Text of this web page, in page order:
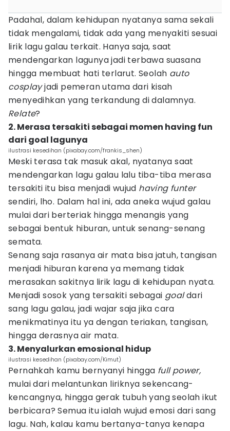
Padahal, dalam kehidupan nyatanya sama sekali
tidak mengalami, tidak ada yang menyakiti sesuai
lirik lagu galau terkait. Hanya saja, saat
mendengarkan lagunya jadi terbawa suasana
hingga membuat hati terlarut. Seolah auto
cosplayjadi pemeran utama dari kisah
menyedihkan yang terkandung di dalamnya.
Relate?
2. Merasa tersakiti sebagai momen having fun
dari goal lagunya
ilustrasi kesedihan (pixabay.com/frankis_shen)
Meski terasa tak masuk akal, nyatanya saat
mendengarkan lagu galau lalu tiba-tiba merasa
tersakiti itu bisa menjadi wujud having funter
sendiri, lho. Dalam hal ini, ada aneka wujud galau
mulai dari berteriak hingga menangis yang
sebagai bentuk hiburan, untuk senang-senang
semata.
Senang saja rasanya air mata bisa jatuh, tangisan
menjadi hiburan karena ya memang tidak
merasakan sakitnya lirik lagu di kehidupan nyata.
Menjadi sosok yang tersakiti sebagai goaldari
sang lagu galau, jadi wajar saja jika cara
menikmatinya itu ya dengan teriakan, tangisan,
hingga derasnya air mata.
3. Menyalurkan emosional hidup
ilustrasi kesedihan (pixabay.com/Kimut)
Pernahkah kamu bernyanyi hingga full power,
mulai dari melantunkan liriknya sekencang-
kencangnya, hingga gerak tubuh yang seolah ikut
berbicara? Semua itu ialah wujud emosi dari sang
lagu. Nah, kalau kamu bertanya-tanya kenapa